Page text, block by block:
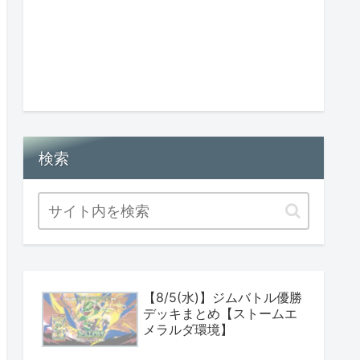
検索
【8/5(水)】ジムバトル優勝
デッキまとめ【ストームエ
メラルダ環境】